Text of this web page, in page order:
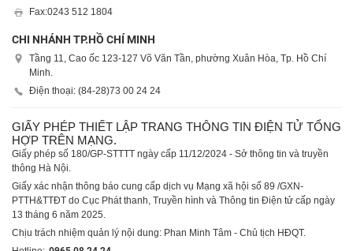
Fax:0243 512 1804
CHI NHÁNH TP.HỒ CHÍ MINH
Tầng 11, Cao ốc 123-127 Võ Văn Tần, phường Xuân Hòa, Tp. Hồ Chí
Minh.
Điện thoại: (84-28)73 00 24 24
GIẤY PHÉP THIẾT LẬP TRANG THÔNG TIN ĐIỆN TỬ TỔNG
HỢP TRÊN MẠNG.
Giấy phép số 180/GP-STTTT ngày cấp 11/12/2024 - Sở thông tin và truyền
thông Hà Nội.
Giấy xác nhận thông báo cung cấp dịch vụ Mạng xã hội số 89 /GXN-
PTTH&TTĐT do Cục Phát thanh, Truyền hình và Thông tin Điện tử cấp ngày
13 tháng 6 năm 2025.
Chịu trách nhiệm quản lý nội dung: Phan Minh Tâm - Chủ tịch HĐQT.